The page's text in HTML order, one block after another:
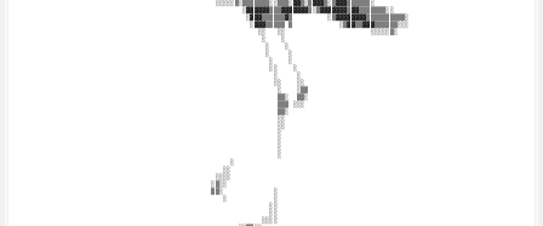
                                ░░░░░▒░▒▒▒▒▒▒▒░░▒▒▒░▓▓▒░▒▓▓▓▒░▒▓▓▓▒▒▒▒▒▒░
                                       ░▓▓▓▓▓▓▒▒▒▓▓▓▓▓▓▓▒░▒▓▓▓▓▓▓▓▒▓▓▒▒▒▒▒▒▒░░
                                        ░▓▓▓▒▒▒▒▒▒▓▒         ░▒▓▓▓▓▓▓▓▓▒▒▒▒▒▒▒▒▒▒░
                                         ░▓▓▓▒▒▒▒▒ ▒            ░▒▓▓▒▒▓▓▓▒▒▒▒▒▒░░░
                                           ░░   ░░                      ░░░░░▒░
                                            ░    ░
                                             ░    ░
                                             ░     ░
                                              ░    ░
                                              ░░    ░
                                               ░     ░
                                               ░░    ░░
                                                ░    ░▒▒
                                                ▒▒░  ▒▒░
                                                ▒▒▒ ░░░
                                                ▒▒░
                                                ░░
                                                ░░
                                                ░
                                                ░
                                                ░
                                                ░
                                    ░
                                  ░░
                                ░░░░
                               ░▒░░
                               ▒▒░             ░
                                  ░            ░
                                              ░░
                                              ░░
                                            ░░░░